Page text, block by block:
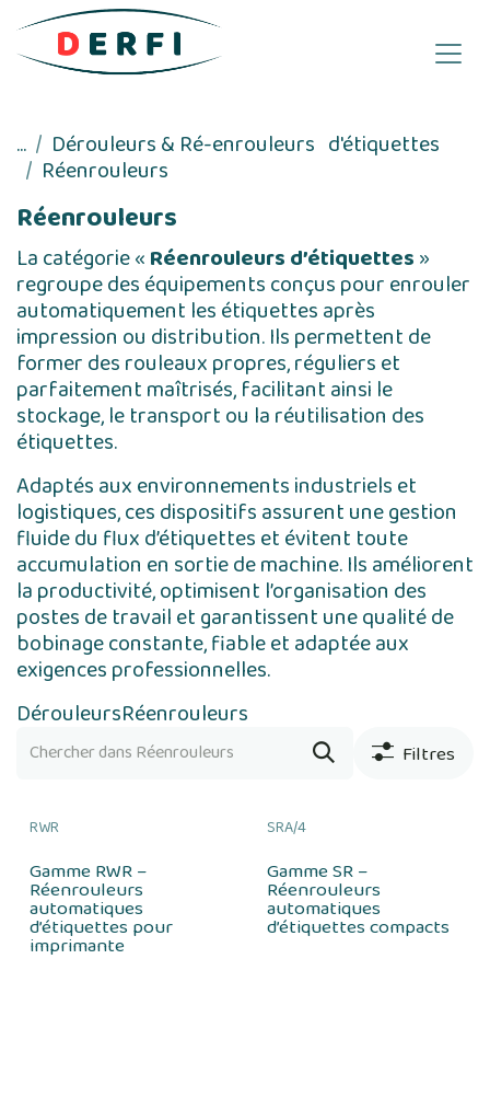
Se rendre au contenu
... Dérouleurs & Ré-enrouleurs d'étiquettes
Réenrouleurs
Réenrouleurs
La catégorie «Réenrouleurs d’étiquettes»
regroupe des équipements conçus pour enrouler
automatiquement les étiquettes après
impression ou distribution. Ils permettent de
former des rouleaux propres, réguliers et
parfaitement maîtrisés, facilitant ainsi le
stockage, le transport ou la réutilisation des
étiquettes.
Adaptés aux environnements industriels et
logistiques, ces dispositifs assurent une gestion
fluide du flux d’étiquettes et évitent toute
accumulation en sortie de machine. Ils améliorent
la productivité, optimisent l’organisation des
postes de travail et garantissent une qualité de
bobinage constante, fiable et adaptée aux
exigences professionnelles.
DérouleursRéenrouleurs
Filtres
RWR
Gamme RWR –
Réenrouleurs
automatiques
d’étiquettes pour
imprimante
SRA/4
Gamme SR –
Réenrouleurs
automatiques
d’étiquettes compacts